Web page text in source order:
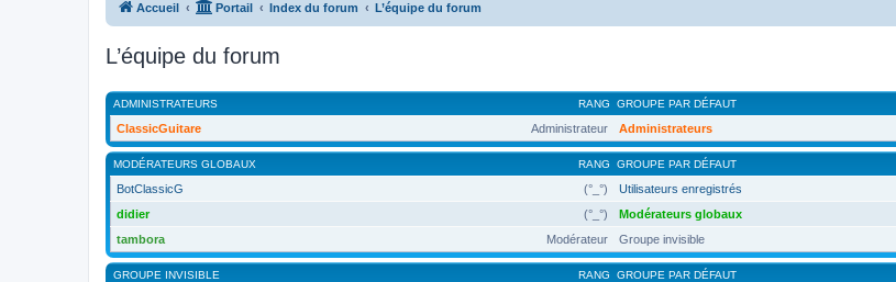
Accueil Portail Index du forum L’équipe du forum
L’équipe du forum
RANG
ADMINISTRATEURS GROUPE PAR DÉFAUT
Administrateur
ClassicGuitare Administrateurs
RANG
MODÉRATEURS GLOBAUX GROUPE PAR DÉFAUT
(°_°)
BotClassicG Utilisateurs enregistrés
(°_°)
didier Modérateurs globaux
Modérateur
tambora Groupe invisible
RANG
GROUPE INVISIBLE GROUPE PAR DÉFAUT